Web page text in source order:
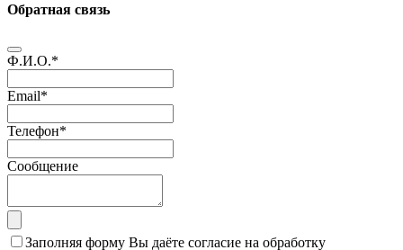
Обратная связь
Ф.И.О.*
Email*
Телефон*
Сообщение
Заполняя форму Вы даёте согласие на обработку